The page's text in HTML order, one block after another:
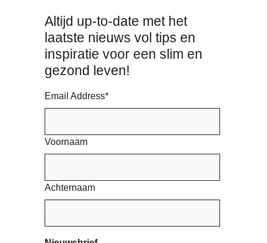
Altijd up-to-date met het
laatste nieuws vol tips en
inspiratie voor een slim en
gezond leven!
Email Address*
Voornaam
Achternaam